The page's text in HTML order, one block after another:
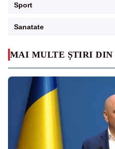
MAI MULTE ȘTIRI DIN
Sport
Sanatate